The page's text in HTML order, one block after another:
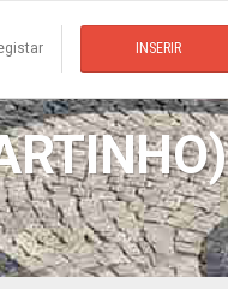
INSERIR